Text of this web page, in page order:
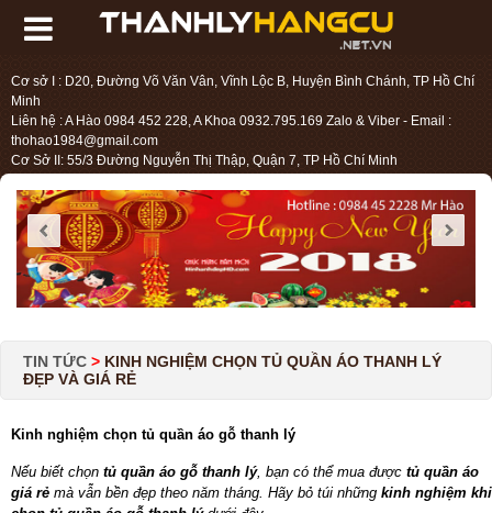
Cơ sở I : D20, Đường Võ Văn Vân, Vĩnh Lộc B, Huyện Bình Chánh, TP Hồ Chí
Minh
Liên hệ : A Hào 0984 452 228, A Khoa 0932.795.169 Zalo & Viber - Email :
thohao1984@gmail.com
Cơ Sở II: 55/3 Đường Nguyễn Thị Thập, Quận 7, TP Hồ Chí Minh
TIN TỨC > KINH NGHIỆM CHỌN TỦ QUẦN ÁO THANH LÝ
ĐẸP VÀ GIÁ RẺ
Kinh nghiệm chọn tủ quần áo gỗ thanh lý
Nếu biết chọn tủ quần áo gỗ thanh lý, bạn có thể mua được tủ quần áo
giá rẻ mà vẫn bền đẹp theo năm tháng. Hãy bỏ túi những kinh nghiệm khi